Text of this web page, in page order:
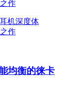
均衡的徕卡